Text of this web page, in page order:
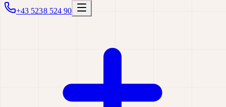
+43 5238 524 90